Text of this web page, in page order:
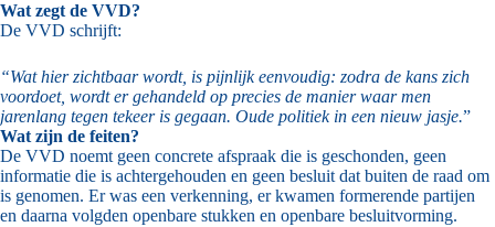
Wat zegt de VVD?
De VVD schrijft:
“Wat hier zichtbaar wordt, is pijnlijk eenvoudig: zodra de kans zich
voordoet, wordt er gehandeld op precies de manier waar men
jarenlang tegen tekeer is gegaan. Oude politiek in een nieuw jasje.”
Wat zijn de feiten?
De VVD noemt geen concrete afspraak die is geschonden, geen
informatie die is achtergehouden en geen besluit dat buiten de raad om
is genomen. Er was een verkenning, er kwamen formerende partijen
en daarna volgden openbare stukken en openbare besluitvorming.